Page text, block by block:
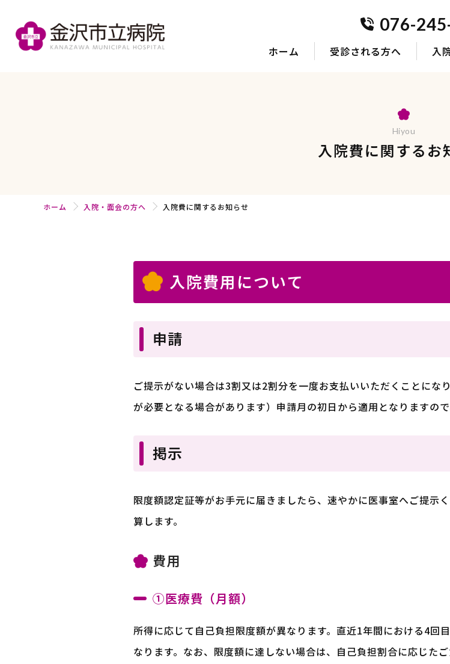
076-
ホーム
受診される方へ 入
Hiyou
入院費に関するお
ホーム 入院・面会の方へ 入院費に関するお知らせ
入院費用について
申請
ご提示がない場合は3割又は2割分を一度お支払いいただくことにな
が必要となる場合があります）申請月の初日から適用となりますの
掲示
限度額認定証等がお手元に届きましたら、速やかに医事室へご提示
算します。
費用
①医療費（月額）
所得に応じて自己負担限度額が異なります。直近1年間における4回
なります。なお、限度額に達しない場合は、自己負担割合に応じたご